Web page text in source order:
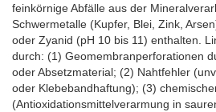
feinkörnige Abfälle aus der
Schwermetalle (Kupfer, Blei, Zink,
oder Zyanid (pH 10 bis 11) enthalten.
durch: (1) Geomembranperforationen
oder Absetzmaterial; (2) Nahtfehler
oder Klebebandhaftung); (3)
(Antioxidationsmittelverarmung in